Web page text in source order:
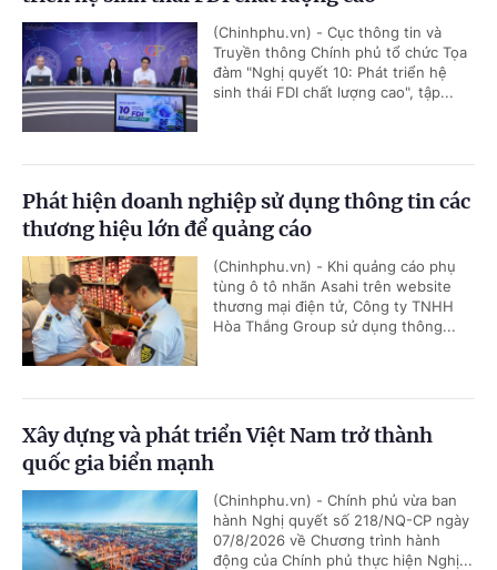
(Chinhphu.vn) - Cục thông tin và
Truyền thông Chính phủ tổ chức Tọa
đàm "Nghị quyết 10: Phát triển hệ
sinh thái FDI chất lượng cao", tập...
Phát hiện doanh nghiệp sử dụng thông tin các
thương hiệu lớn để quảng cáo
(Chinhphu.vn) - Khi quảng cáo phụ
tùng ô tô nhãn Asahi trên website
thương mại điện tử, Công ty TNHH
Hòa Thắng Group sử dụng thông...
Xây dựng và phát triển Việt Nam trở thành
quốc gia biển mạnh
(Chinhphu.vn) - Chính phủ vừa ban
hành Nghị quyết số 218/NQ-CP ngày
07/8/2026 về Chương trình hành
động của Chính phủ thực hiện Nghị...